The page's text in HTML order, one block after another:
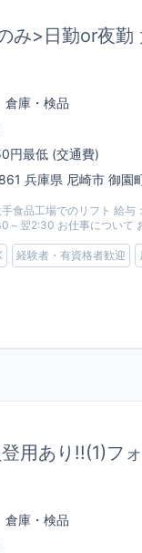
み>日勤or夜勤
倉庫・検品
円最低 (交通費)
兵庫県 尼崎市 御園
食品工場でのリフト 給
翌2:30 お仕事について
経験者・有資格者歓迎
用あり!!(1)フ
倉庫・検品